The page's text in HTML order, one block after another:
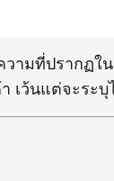
ามที่ปรากฏใน
เว้นแต่จะระบุ